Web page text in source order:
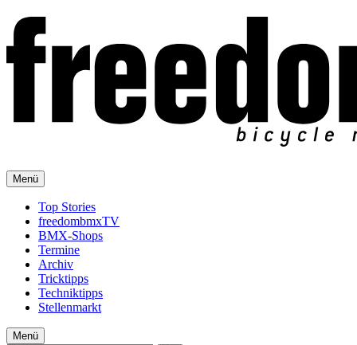
Menü
Top Stories
freedombmxTV
BMX-Shops
Termine
Archiv
Tricktipps
Techniktipps
Stellenmarkt
Menü